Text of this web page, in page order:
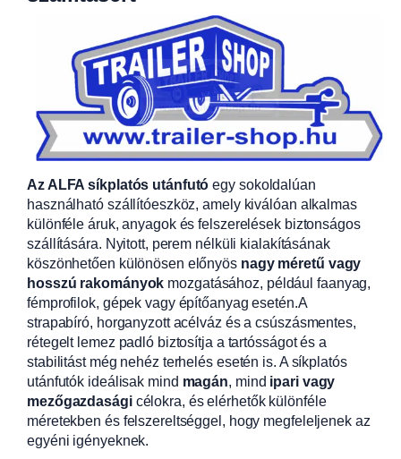
Az ALFA síkplatós utánfutó egy sokoldalúan
használható szállítóeszköz, amely kiválóan alkalmas
különféle áruk, anyagok és felszerelések biztonságos
szállítására. Nyitott, perem nélküli kialakításának
köszönhetően különösen előnyös nagy méretű vagy
hosszú rakományok mozgatásához, például faanyag,
fémprofilok, gépek vagy építőanyag esetén.A
strapabíró, horganyzott acélváz és a csúszásmentes,
rétegelt lemez padló biztosítja a tartósságot és a
stabilitást még nehéz terhelés esetén is. A síkplatós
utánfutók ideálisak mind magán, mind ipari vagy
mezőgazdaságicélokra, és elérhetők különféle
méretekben és felszereltséggel, hogy megfeleljenek az
egyéni igényeknek.